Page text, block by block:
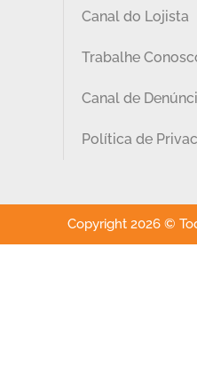
Canal do Lojista
Trabalhe
Canal de
Política de
Copyright 2026 ©